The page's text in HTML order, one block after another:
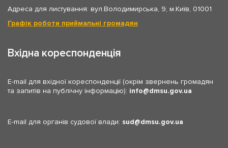
Адреса для листування: вул.Володимирська, 9, м.Київ, 01001
Графік роботи приймальні громадян
Вхідна кореспонденція
E-mail для вхідної кореспонденції (окрім звернень громадян
та запитів на публічну інформацію): info dmsu.gov.ua
E-mail для органів судової влади: sud dmsu.gov.ua